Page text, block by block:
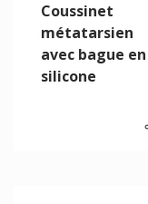
Coussinet
métatarsien
avec bague en
silicone